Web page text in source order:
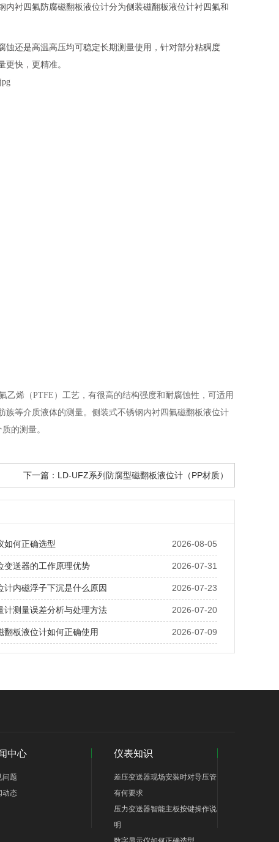
衬四氟防腐磁翻板液位计分为侧装磁翻板液位计衬四氟和
还是高温高压均可稳定长期测量使用，针对部分粘稠度
快，更精准。
时可特殊订制）
；
压型仪表)
位）
乙烯（PTFE）工艺，有很高的结构强度和耐腐蚀性，可适用
等介质液体的测量。侧装式不锈钢内衬四氟磁翻板液位计
的测量。
下一篇： LD-UFZ系列防腐型磁翻板液位计（PP材质）
2026-08-05
如何正确选型
2026-07-31
变送器的工作原理优势
2026-07-23
计内磁浮子下沉是什么原因
2026-07-20
计测量误差分析与处理方法
2026-07-09
翻板液位计如何正确使用
中心
问题
动态
仪表知识
差压变送器现场安装时对导压管
有何要求
压力变送器智能主板按键操作说
明